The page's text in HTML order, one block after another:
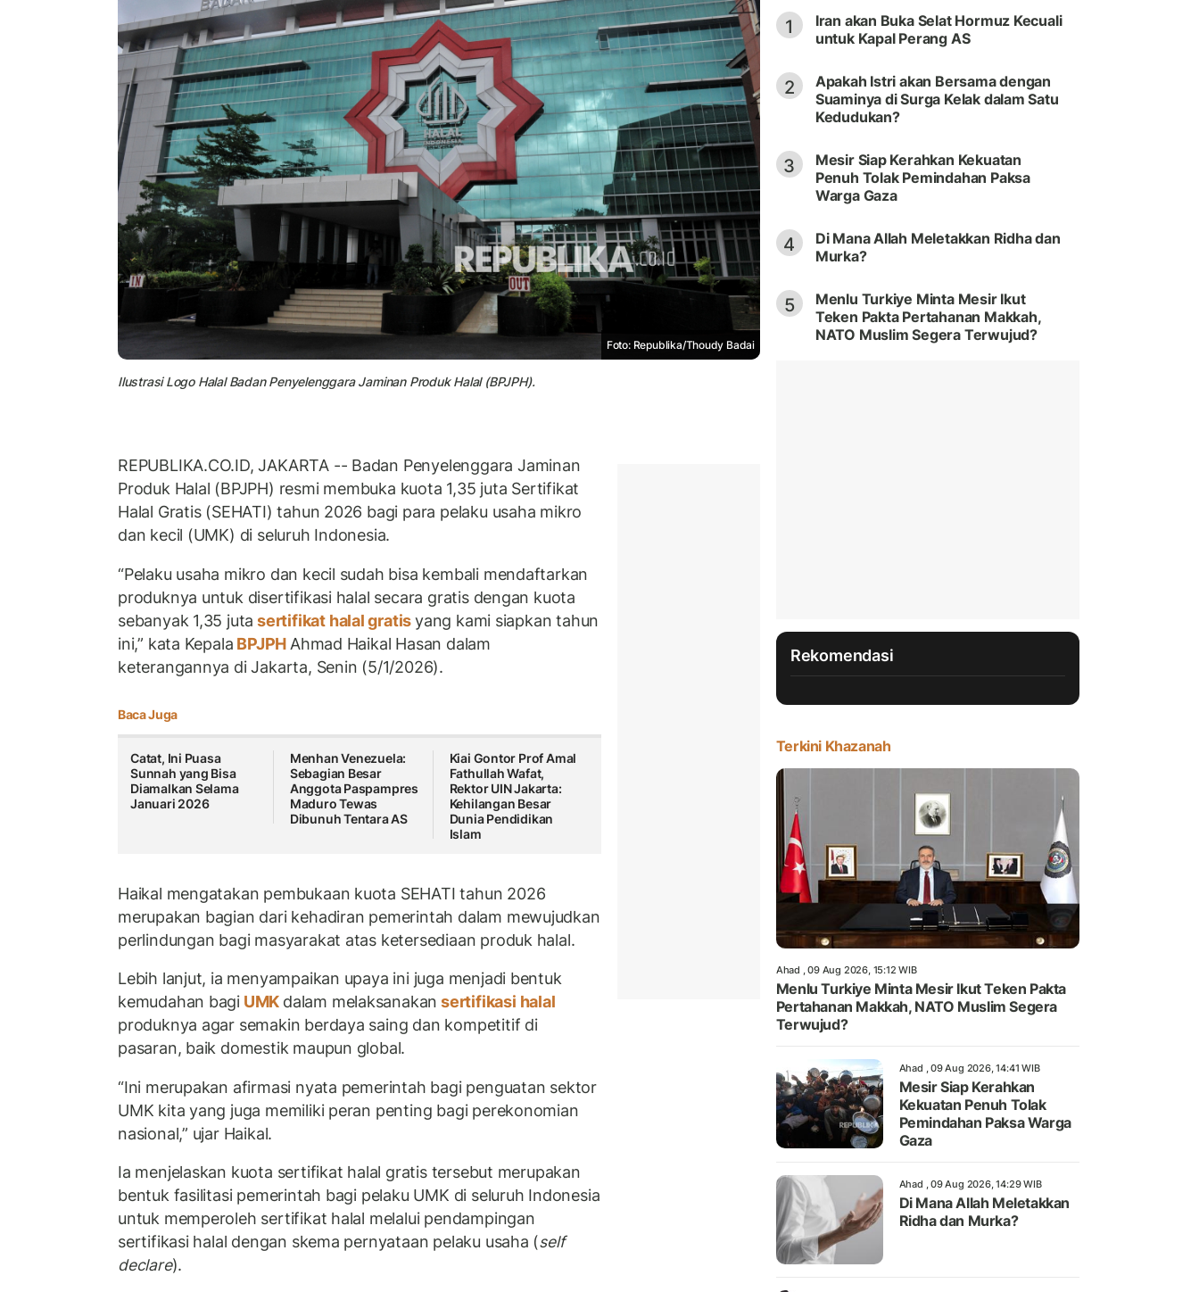
Foto: Republika/Thoudy Badai
Ilustrasi Logo Halal Badan Penyelenggara Jaminan Produk Halal (BPJPH).
REPUBLIKA.CO.ID, JAKARTA -- Badan Penyelenggara Jaminan
Produk Halal (BPJPH) resmi membuka kuota 1,35 juta Sertifikat
Halal Gratis (SEHATI) tahun 2026 bagi para pelaku usaha mikro
dan kecil (UMK) di seluruh Indonesia.
“Pelaku usaha mikro dan kecil sudah bisa kembali mendaftarkan
produknya untuk disertifikasi halal secara gratis dengan kuota
sebanyak 1,35 juta sertifikat halal gratisyang kami siapkan tahun
ini,” kata Kepala BPJPH Ahmad Haikal Hasan dalam
keterangannya di Jakarta, Senin (5/1/2026).
Baca Juga
Catat, Ini Puasa
Sunnah yang Bisa
Diamalkan Selama
Januari 2026
Menhan Venezuela:
Sebagian Besar
Anggota Paspampres
Maduro Tewas
Dibunuh Tentara AS
Kiai Gontor Prof Amal
Fathullah Wafat,
Rektor UIN Jakarta:
Kehilangan Besar
Dunia Pendidikan
Islam
Haikal mengatakan pembukaan kuota SEHATI tahun 2026
merupakan bagian dari kehadiran pemerintah dalam mewujudkan
perlindungan bagi masyarakat atas ketersediaan produk halal.
Lebih lanjut, ia menyampaikan upaya ini juga menjadi bentuk
kemudahan bagi UMK dalam melaksanakan sertifikasi halal
produknya agar semakin berdaya saing dan kompetitif di
pasaran, baik domestik maupun global.
“Ini merupakan afirmasi nyata pemerintah bagi penguatan sektor
UMK kita yang juga memiliki peran penting bagi perekonomian
nasional,” ujar Haikal.
Ia menjelaskan kuota sertifikat halal gratis tersebut merupakan
bentuk fasilitasi pemerintah bagi pelaku UMK di seluruh Indonesia
untuk memperoleh sertifikat halal melalui pendampingan
sertifikasi halal dengan skema pernyataan pelaku usaha (self
declare).
1
Iran akan Buka Selat Hormuz Kecuali
untuk Kapal Perang AS
2
Apakah Istri akan Bersama dengan
Suaminya di Surga Kelak dalam Satu
Kedudukan?
3
Mesir Siap Kerahkan Kekuatan
Penuh Tolak Pemindahan Paksa
Warga Gaza
4
Di Mana Allah Meletakkan Ridha dan
Murka?
5
Menlu Turkiye Minta Mesir Ikut
Teken Pakta Pertahanan Makkah,
NATO Muslim Segera Terwujud?
Rekomendasi
Terkini Khazanah
Ahad , 09 Aug 2026, 15:12 WIB
Menlu Turkiye Minta Mesir Ikut Teken Pakta
Pertahanan Makkah, NATO Muslim Segera
Terwujud?
Ahad , 09 Aug 2026, 14:41 WIB
Mesir Siap Kerahkan
Kekuatan Penuh Tolak
Pemindahan Paksa Warga
Gaza
Ahad , 09 Aug 2026, 14:29 WIB
Di Mana Allah Meletakkan
Ridha dan Murka?